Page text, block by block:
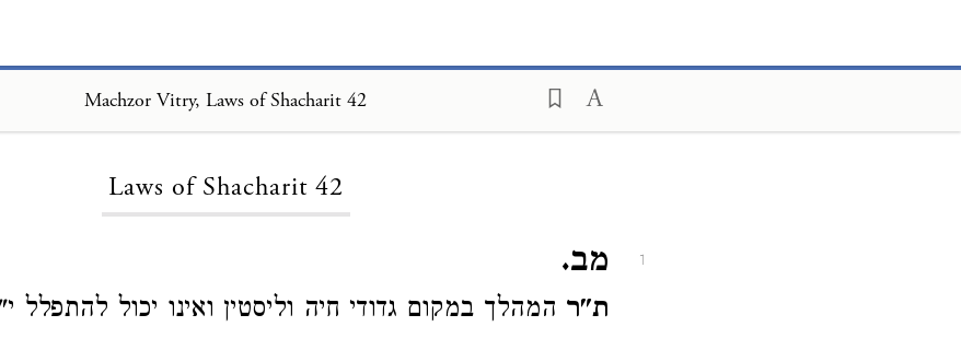
Machzor Vitry, Laws of Shacharit 42
Laws of Shacharit 42
1 מב.
ת"ר המהלך במקום גדודי חיה וליסטין ואינו יכול להתפלל